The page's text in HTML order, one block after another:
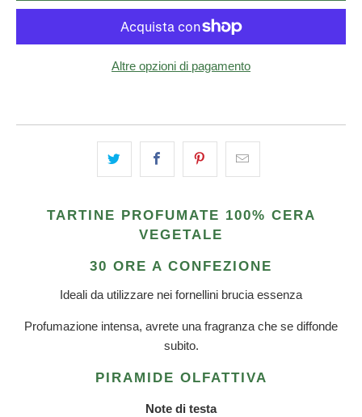
Altre opzioni di pagamento
TARTINE PROFUMATE 100% CERA
VEGETALE
30 ORE A CONFEZIONE
Ideali da utilizzare nei fornellini brucia essenza
Profumazione intensa, avrete una fragranza che se diffonde
subito.
PIRAMIDE OLFATTIVA
Note di testa